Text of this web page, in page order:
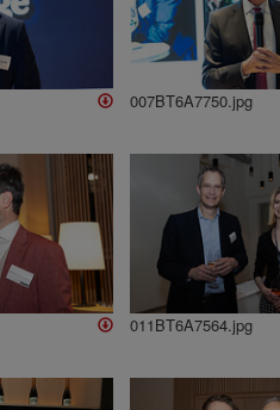
007BT6A7750.jpg
011BT6A7564.jpg